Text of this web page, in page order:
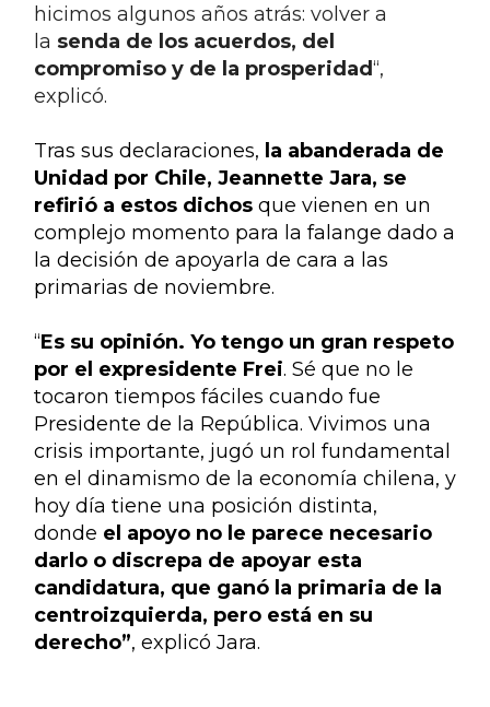
hicimos algunos años atrás: volver a
la senda de los acuerdos, del
compromiso y de la prosperidad“,
explicó.
Tras sus declaraciones, la abanderada de
Unidad por Chile, Jeannette Jara, se
refirió a estos dichos que vienen en un
complejo momento para la falange dado a
la decisión de apoyarla de cara a las
primarias de noviembre.
“Es su opinión. Yo tengo un gran respeto
por el expresidente Frei. Sé que no le
tocaron tiempos fáciles cuando fue
Presidente de la República. Vivimos una
crisis importante, jugó un rol fundamental
en el dinamismo de la economía chilena, y
hoy día tiene una posición distinta,
donde el apoyo no le parece necesario
darlo o discrepa de apoyar esta
candidatura, que ganó la primaria de la
centroizquierda, pero está en su
derecho”, explicó Jara.